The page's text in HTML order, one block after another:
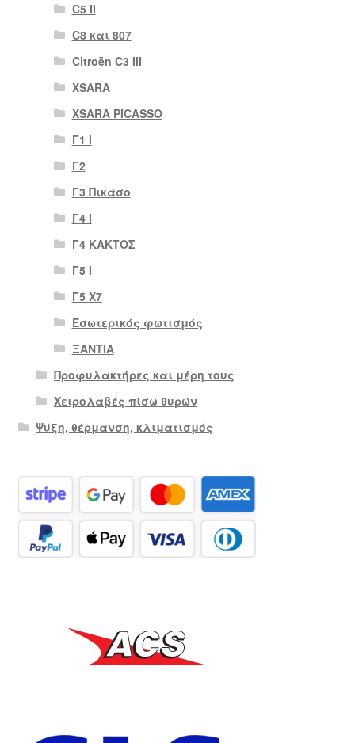
C5 II
C8 και 807
Citroën C3 III
XSARA
XSARA PICASSO
Γ1 Ι
Γ2
Γ3 Πικάσο
Γ4 Ι
Γ4 ΚΑΚΤΟΣ
Γ5 Ι
Γ5 Χ7
Εσωτερικός φωτισμός
ΞΑΝΤΙΑ
Προφυλακτήρες και μέρη τους
Χειρολαβές πίσω θυρών
Ψύξη, θέρμανση, κλιματισμός